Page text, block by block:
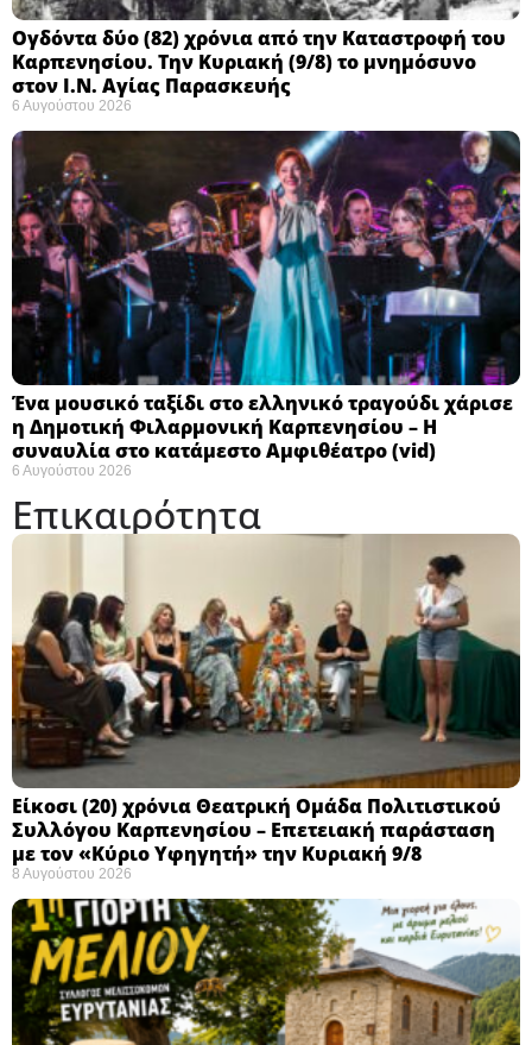
Ογδόντα δύο (82) χρόνια από την Καταστροφή του
Καρπενησίου. Την Κυριακή (9/8) το μνημόσυνο
στον Ι.Ν. Αγίας Παρασκευής
6 Αυγούστου 2026
Ένα μουσικό ταξίδι στο ελληνικό τραγούδι χάρισε
η Δημοτική Φιλαρμονική Καρπενησίου – Η
συναυλία στο κατάμεστο Αμφιθέατρο (vid)
6 Αυγούστου 2026
Επικαιρότητα
Eίκοσι (20) χρόνια Θεατρική Ομάδα Πολιτιστικού
Συλλόγου Καρπενησίου – Επετειακή παράσταση
με τον «Κύριο Υφηγητή» την Κυριακή 9/8
8 Αυγούστου 2026